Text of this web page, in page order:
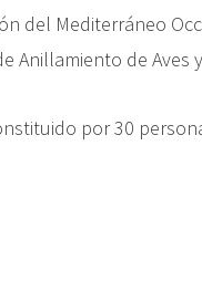
del Mediterráneo
Anillamiento de Aves
por 30